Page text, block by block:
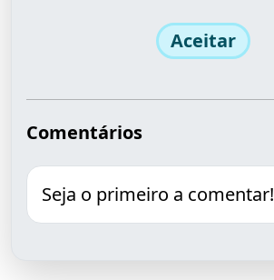
Aceitar
Comentários
Seja o primeiro a comentar!